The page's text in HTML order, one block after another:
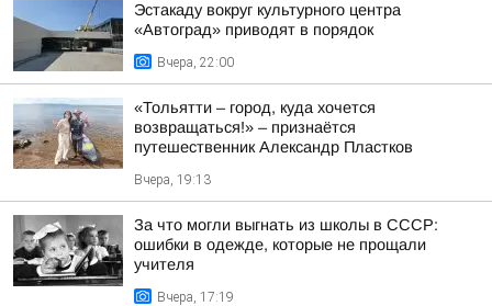
Эстакаду вокруг культурного центра
«Автоград» приводят в порядок
Вчера, 22:00
«Тольятти – город, куда хочется
возвращаться!» – признаётся
путешественник Александр Пластков
Вчера, 19:13
За что могли выгнать из школы в СССР:
ошибки в одежде, которые не прощали
учителя
Вчера, 17:19